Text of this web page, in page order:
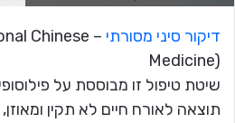
דיקור סיני מסורתי
Chinese
Medicine)
שיטת טיפול זו מבוססת על
תוצאה לאורח חיים לא תקין